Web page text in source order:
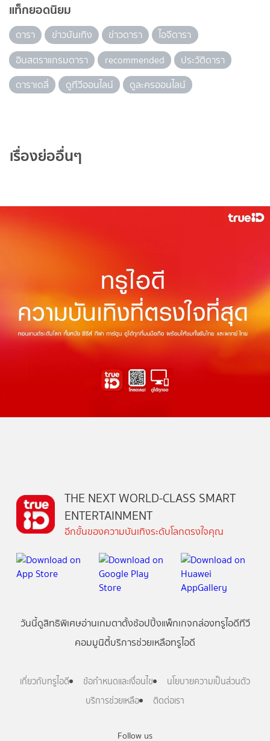
แท็กยอดนิยม
ดารา ข่าวบันเทิง ข่าวดารา
ไอจีดารา
อินสตราแกรมดารา
recommended
ประวัติดารา
ดาราเดลี่
ดูทีวีออนไลน์ ดูละครออนไลน์
เรื่องย่ออื่นๆ
Follow us
THE NEXT WORLD-CLASS SMART
ENTERTAINMENT
อีกขั้นของความบันเทิงระดับโลกตรงใจคุณ
วันนี้ดูสิทธิพิเศษอ่านเกมตาตั้งช้อปปิ้งแพ็กเกจกล่องทรูไอดีทีวี
คอมมูนิตี้บริการช่วยเหลือทรูไอดี
เกี่ยวกับทรูไอดี ข้อกำหนดและเงื่อนไข
นโยบายความเป็นส่วนตัว
บริการช่วยเหลือ
ติดต่อเรา